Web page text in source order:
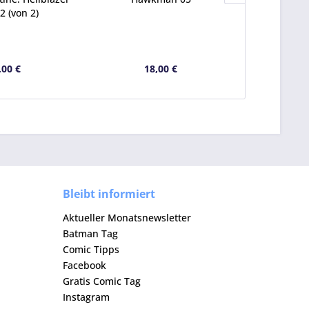
(von 2)
€ 18,00 €
Bleibt informiert
Aktueller Monatsnewsletter
Batman Tag
Comic Tipps
Facebook
Gratis Comic Tag
Instagram